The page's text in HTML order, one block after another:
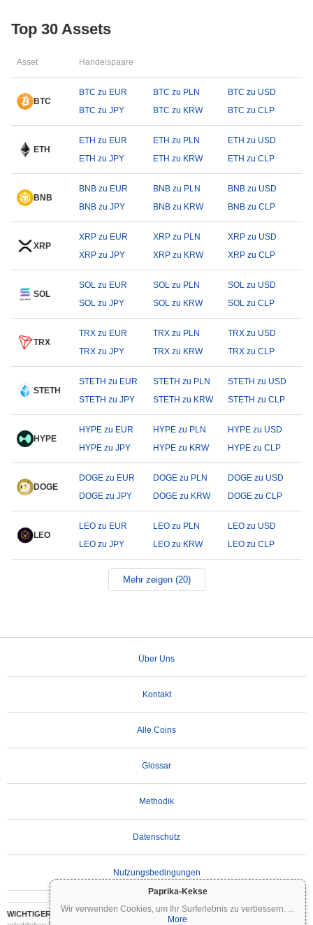
Paprika-Kekse
Wir verwenden Cookies, um Ihr Surferlebnis zu verbessern. ...
More
Top 30 Assets
Asset Handelspaare
BTC
BTC zu EUR BTC zu PLN
BTC zu USD
BTC zu JPY
BTC zu KRW BTC zu CLP
ETH
ETH zu EUR ETH zu PLN
ETH zu USD
ETH zu JPY
ETH zu KRW ETH zu CLP
BNB
BNB zu EUR BNB zu PLN
BNB zu USD
BNB zu JPY
BNB zu KRW BNB zu CLP
XRP
XRP zu EUR XRP zu PLN
XRP zu USD
XRP zu JPY
XRP zu KRW XRP zu CLP
SOL
SOL zu EUR SOL zu PLN
SOL zu USD
SOL zu JPY
SOL zu KRW SOL zu CLP
TRX
TRX zu EUR TRX zu PLN
TRX zu USD
TRX zu JPY
TRX zu KRW TRX zu CLP
STETH
STETH zu EUR STETH zu PLN
STETH zu USD
STETH zu JPY
STETH zu KRW STETH zu CLP
HYPE
HYPE zu EUR HYPE zu PLN
HYPE zu USD
HYPE zu JPY
HYPE zu KRW HYPE zu CLP
DOGE
DOGE zu EUR DOGE zu PLN
DOGE zu USD
DOGE zu JPY
DOGE zu KRW DOGE zu CLP
LEO
LEO zu EUR LEO zu PLN
LEO zu USD
LEO zu JPY
LEO zu KRW LEO zu CLP
Mehr zeigen (20)
Über Uns
Kontakt
Alle Coins
Glossar
Methodik
Datenschutz
Nutzungsbedingungen
WICHTIGER HAFTUNGSAUSSCHLUSS:Kryptowährungen sind hochvolatil und mit